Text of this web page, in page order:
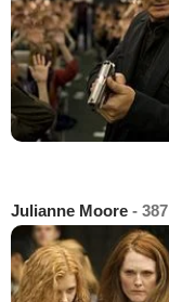
Julianne Moore - 387